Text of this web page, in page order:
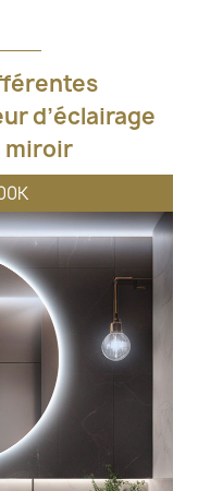
d’éclairage
miroir